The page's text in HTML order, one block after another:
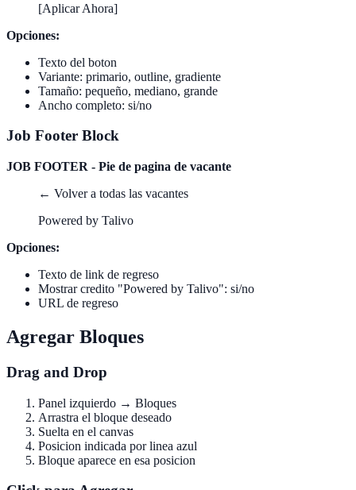
[Aplicar Ahora]
Opciones:
Texto del boton
Variante: primario, outline, gradiente
Tamaño: pequeño, mediano, grande
Ancho completo: si/no
Job Footer Block
JOB FOOTER - Pie de pagina de vacante
← Volver a todas las vacantes
Powered by Talivo
Opciones:
Texto de link de regreso
Mostrar credito "Powered by Talivo": si/no
URL de regreso
Agregar Bloques
Drag and Drop
Panel izquierdo → Bloques
Arrastra el bloque deseado
Suelta en el canvas
Posicion indicada por linea azul
Bloque aparece en esa posicion